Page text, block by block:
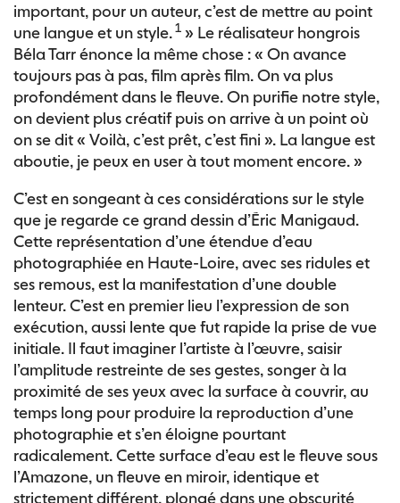
important, pour un auteur, c’est de mettre au point
une langue et un style.1 » Le réalisateur hongrois
Béla Tarr énonce la même chose : « On avance
toujours pas à pas, film après film. On va plus
profondément dans le fleuve. On purifie notre style,
on devient plus créatif puis on arrive à un point où
on se dit « Voilà, c’est prêt, c’est fini ». La langue est
aboutie, je peux en user à tout moment encore. »
C’est en songeant à ces considérations sur le style
que je regarde ce grand dessin d’Éric Manigaud.
Cette représentation d’une étendue d’eau
photographiée en Haute-Loire, avec ses ridules et
ses remous, est la manifestation d’une double
lenteur. C’est en premier lieu l’expression de son
exécution, aussi lente que fut rapide la prise de vue
initiale. Il faut imaginer l’artiste à l’œuvre, saisir
l’amplitude restreinte de ses gestes, songer à la
proximité de ses yeux avec la surface à couvrir, au
temps long pour produire la reproduction d’une
photographie et s’en éloigne pourtant
radicalement. Cette surface d’eau est le fleuve sous
l’Amazone, un fleuve en miroir, identique et
strictement différent, plongé dans une obscurité